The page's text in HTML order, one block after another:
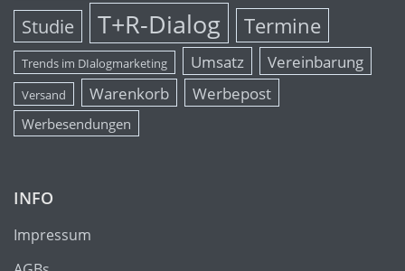
Studie T+R-Dialog Termine
Trends im DIalogmarketing Umsatz Vereinbarung
Versand Warenkorb Werbepost
Werbesendungen
INFO
Impressum